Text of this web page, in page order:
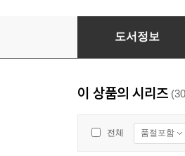
흔한남매 12
도서정보
이 상품의 시리즈
전체 품절포함